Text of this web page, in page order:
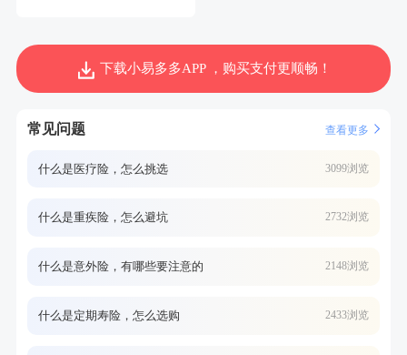
下载小易多多APP ，购买支付更顺畅！
常见问题 查看更多
什么是医疗险，怎么挑选 3099浏览
什么是重疾险，怎么避坑 2732浏览
什么是意外险，有哪些要注意的 2148浏览
什么是定期寿险，怎么选购 2433浏览